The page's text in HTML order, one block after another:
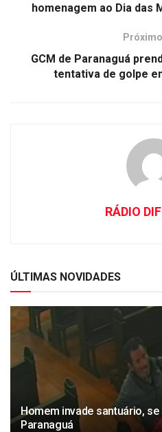
homenagem ao Dia das
GCM de Paranaguá
tentativa de golpe
RÁDIO
ÚLTIMAS NOVIDADES
Homem invade santuário,
Paranaguá